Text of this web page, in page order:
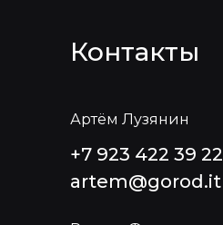
Контакты
Артём Лузянин
+7 923 422 39 22
artem@gorod.it